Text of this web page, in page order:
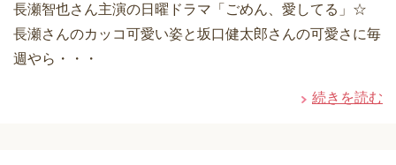
長瀬智也さん主演の日曜ドラマ「ごめん、愛してる」☆
長瀬さんのカッコ可愛い姿と坂口健太郎さんの可愛さに毎
週やら・・・
続きを読む